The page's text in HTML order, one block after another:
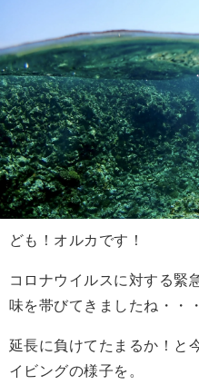
ども！オルカです！
コロナウイルスに対する緊
味を帯びてきましたね・・・
延長に負けてたまるか！と
イビングの様子を。